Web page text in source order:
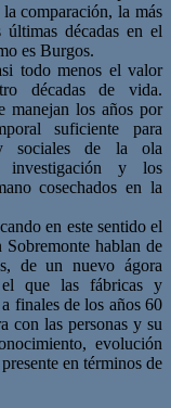
comparación, la más
décadas en el
es Burgos.
todo menos el valor
décadas de vida.
manejan los años por
suficiente para
sociales de la ola
investigación y los
cosechados en la
en este sentido el
hablan de
de un nuevo ágora
el que las fábricas y
finales de los años 60
con las personas y su
evolución
en términos de